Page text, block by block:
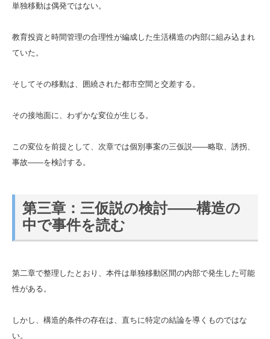
単独移動は偶発ではない。
教育投資と時間管理の合理性が編成した生活構造の内部に組み込まれ
ていた。
そしてその移動は、囲繞された都市空間と交差する。
その接地面に、わずかな変位が生じる。
この変位を前提として、次章では個別事案の三仮説――略取、誘拐、
事故――を検討する。
第三章：三仮説の検討――構造の
中で事件を読む
第二章で整理したとおり、本件は単独移動区間の内部で発生した可能
性がある。
しかし、構造的条件の存在は、直ちに特定の結論を導くものではな
い。